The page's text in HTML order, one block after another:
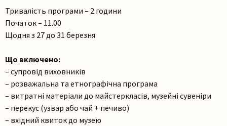
Тривалість програми – 2 години
Початок – 11.00
Щодня з 27 до 31 березня
Що включено:
– супровід виховників
– розважальна та етнографічна програма
– витратні матеріали до майстеркласів, музейні сувеніри
– перекус (узвар або чай + печиво)
– вхідний квиток до музею